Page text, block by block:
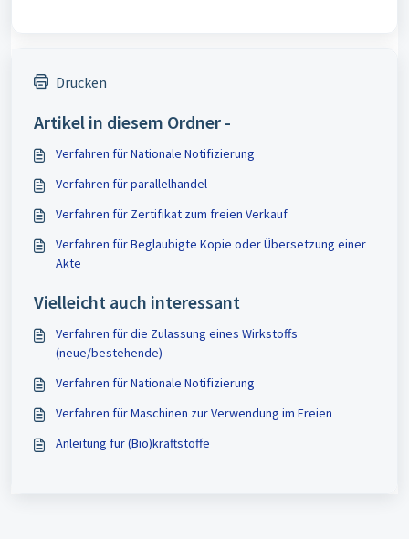
Drucken
Artikel in diesem Ordner -
Verfahren für Nationale Notifizierung
Verfahren für parallelhandel
Verfahren für Zertifikat zum freien Verkauf
Verfahren für Beglaubigte Kopie oder Übersetzung einer
Akte
Vielleicht auch interessant
Verfahren für die Zulassung eines Wirkstoffs
(neue/bestehende)
Verfahren für Nationale Notifizierung
Verfahren für Maschinen zur Verwendung im Freien
Anleitung für (Bio)kraftstoffe